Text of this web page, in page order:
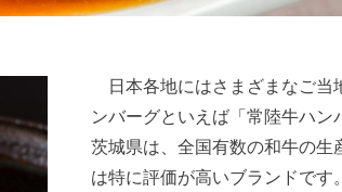
日本各地にはさまざまなご
ンバーグといえば「常陸牛ハン
茨城県は、全国有数の和牛の生
は特に評価が高いブランドです。